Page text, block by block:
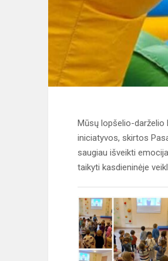
Mūsų lopšelio-darželio
iniciatyvos, skirtos
saugiau išveikti
taikyti kasdieninėje